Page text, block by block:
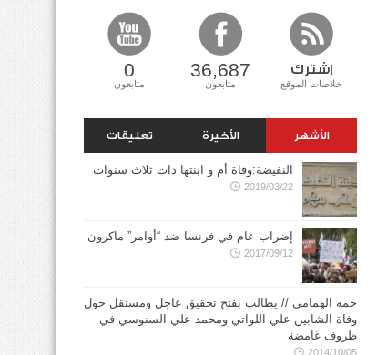
إشترك
خلاصات الموقع
36,687
متابعون
0
متابعون
الأشهر الأخيرة تعليقات
النفيضة:وفاة أم و ابنتها ذات ثلاث سنوات
2019/03/22
إضراب عام في فرنسا ضد “أوامر” ماكرون
2017/09/12
حمه الهمامي // يطالب بفتح تحقيق عاجل ومستقل حول
وفاة الشابين علي اللواتي ومحمد علي السنوسي في
ظروف غامضة
2014/10/05